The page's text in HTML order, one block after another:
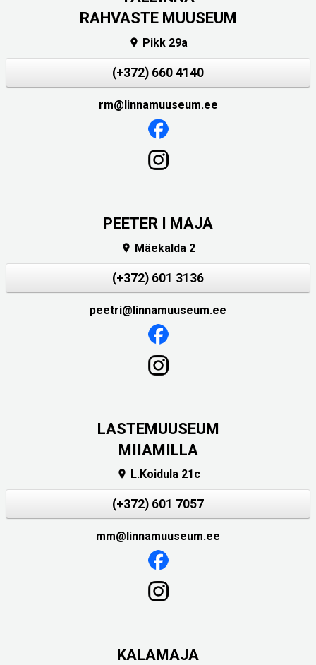
RAHVASTE MUUSEUM
 Pikk 29a
(+372) 660 4140
rm@linnamuuseum.ee
PEETER I MAJA
 Mäekalda 2
(+372) 601 3136
peetri@linnamuuseum.ee
LASTEMUUSEUM
MIIAMILLA
 L.Koidula 21c
(+372) 601 7057
mm@linnamuuseum.ee
KALAMAJA